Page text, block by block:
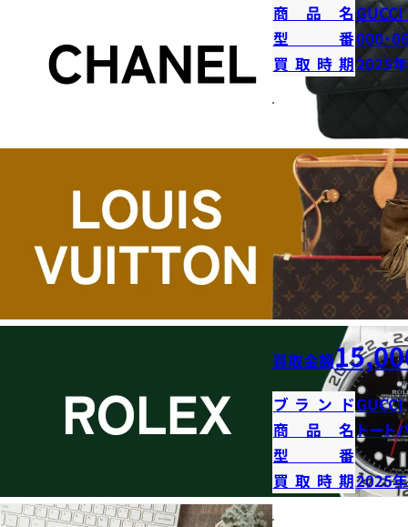
商品名GUCCI
型番000・
買取時期2025
買取金額
ブランドGUCCI
商品名 トート
型番
買取時期2025